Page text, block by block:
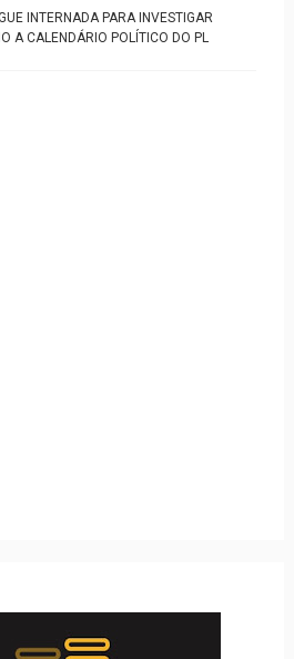
INTERNADA PARA INVESTIGAR
A CALENDÁRIO POLÍTICO DO PL